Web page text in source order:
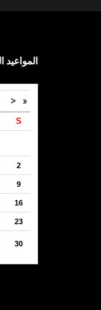
المواعيد
«
<
S
2
9
16
23
30